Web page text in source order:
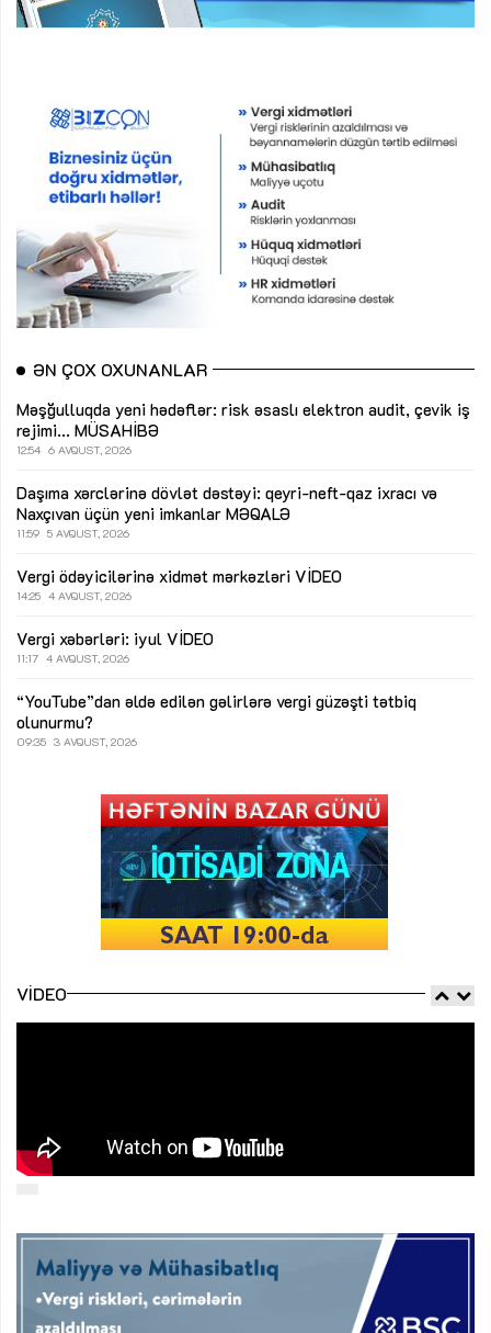
ƏN ÇOX OXUNANLAR
Məşğulluqda yeni hədəflər: risk əsaslı elektron audit, çevik iş
rejimi... MÜSAHİBƏ
12:54 6 AVQUST, 2026
Daşıma xərclərinə dövlət dəstəyi: qeyri-neft-qaz ixracı və
Naxçıvan üçün yeni imkanlar MƏQALƏ
11:59 5 AVQUST, 2026
Vergi ödəyicilərinə xidmət mərkəzləri VİDEO
14:25 4 AVQUST, 2026
Vergi xəbərləri: iyul VİDEO
11:17 4 AVQUST, 2026
“YouTube”dan əldə edilən gəlirlərə vergi güzəşti tətbiq
olunurmu?
09:35 3 AVQUST, 2026
VIDEO